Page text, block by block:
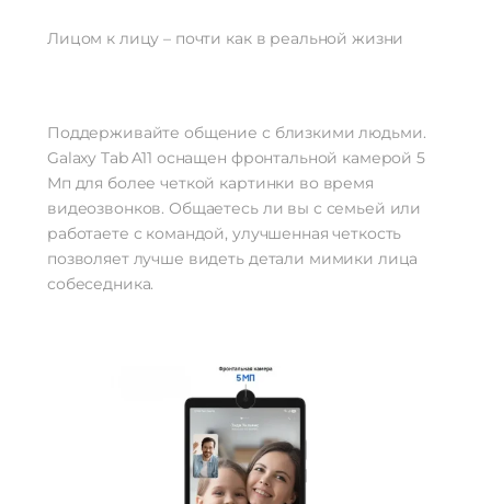
Лицом к лицу – почти как в реальной жизни
Поддерживайте общение с близкими людьми.
Galaxy Tab A11 оснащен фронтальной камерой 5
Мп для более четкой картинки во время
видеозвонков. Общаетесь ли вы с семьей или
работаете с командой, улучшенная четкость
позволяет лучше видеть детали мимики лица
собеседника.